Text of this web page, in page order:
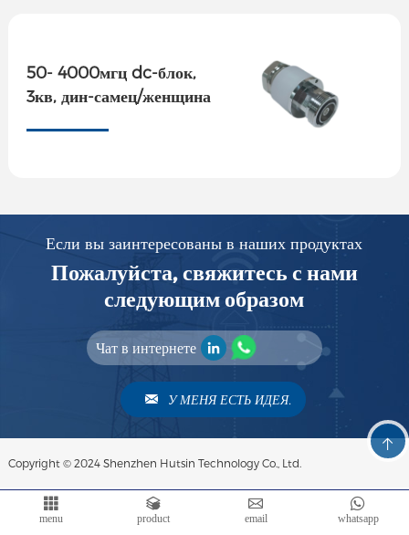
50- 4000мгц dc-блок,
3кв, дин-самец/женщина
Если вы заинтересованы в наших продуктах
Пожалуйста, свяжитесь с нами
следующим образом
Чат в интернете
У МЕНЯ ЕСТЬ ИДЕЯ.
Copyright © 2024 Shenzhen Hutsin Technology Co., Ltd.
menu product email whatsapp